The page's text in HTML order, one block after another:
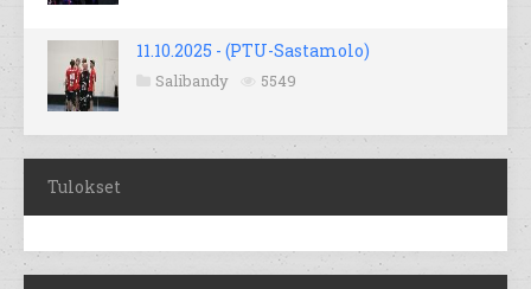
11.10.2025 - (PTU-Sastamolo)
Salibandy 5549
Tulokset